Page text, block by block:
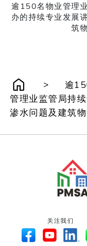
逾150名物业管理
办的持续专业发展
筑
>
逾
管理业监管局持
渗水问题及建筑
关注我们